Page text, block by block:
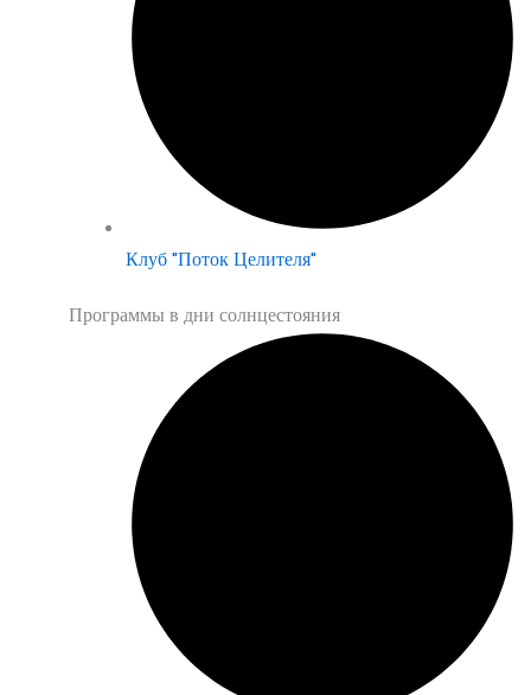
Клуб "Поток Целителя"
Программы в дни солнцестояния